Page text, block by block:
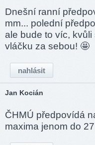
Dnešní ranní
mm... polední
ale bude to víc,
vláčku za sebou! 🤩
nahlásit
Jan Kocián
ČHMÚ předpovídá
maxima jenom do